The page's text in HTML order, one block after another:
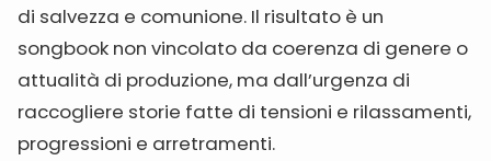
di salvezza e comunione. Il risultato è un
songbook non vincolato da coerenza di genere o
attualità di produzione, ma dall’urgenza di
raccogliere storie fatte di tensioni e rilassamenti,
progressioni e arretramenti.